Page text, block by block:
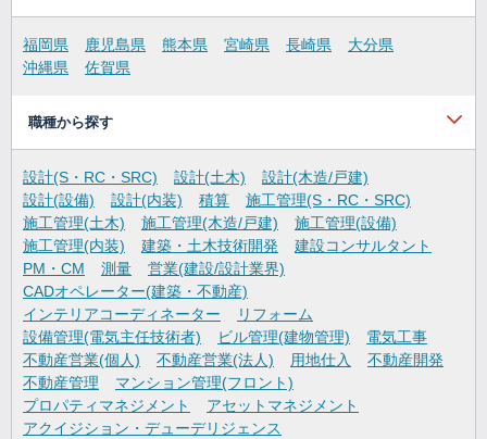
福岡県 鹿児島県 熊本県 宮崎県 長崎県
大分県
沖縄県
佐賀県
職種から探す
設計(S・RC・SRC) 設計(土木)
設計(木造/戸建)
設計(設備)
設計(内装) 積算
施工管理(S・RC・SRC)
施工管理(土木)
施工管理(木造/戸建)
施工管理(設備)
施工管理(内装)
建築・土木技術開発
建設コンサルタント
PM・CM
測量
営業(建設/設計業界)
CADオペレーター(建築・不動産)
インテリアコーディネーター
リフォーム
設備管理(電気主任技術者)
ビル管理(建物管理)
電気工事
不動産営業(個人)
不動産営業(法人) 用地仕入
不動産開発
不動産管理
マンション管理(フロント)
プロパティマネジメント
アセットマネジメント
アクイジション・デューデリジェンス